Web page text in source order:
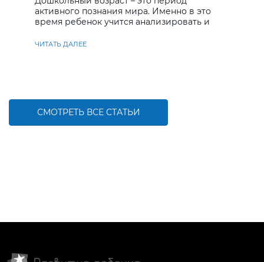
активного познания мира. Именно в это
время ребенок учится анализировать и
ЧИТАТЬ ДАЛЕЕ
СМОТРЕТЬ ВСЕ СТАТЬИ